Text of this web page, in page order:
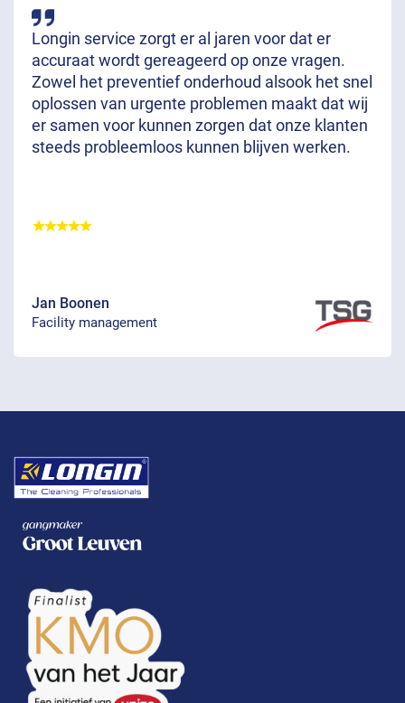
Longin service zorgt er al jaren voor dat er
accuraat wordt gereageerd op onze vragen.
Zowel het preventief onderhoud alsook het snel
oplossen van urgente problemen maakt dat wij
er samen voor kunnen zorgen dat onze klanten
steeds probleemloos kunnen blijven werken.
Jan Boonen
Facility management